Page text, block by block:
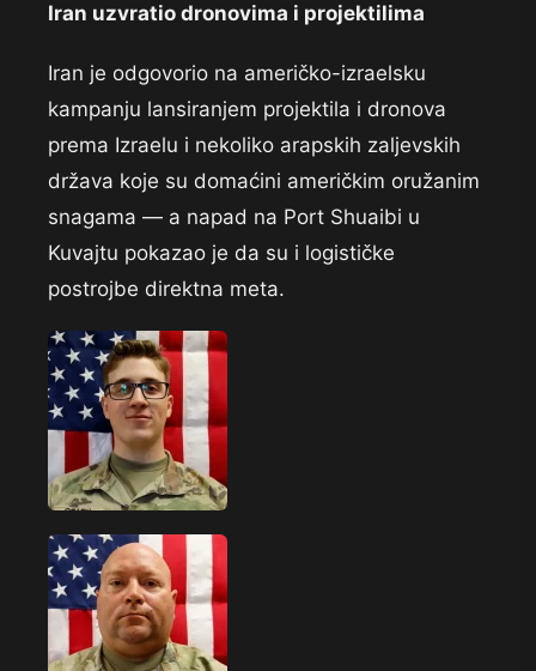
Iran uzvratio dronovima i projektilima
Iran je odgovorio na američko-izraelsku
kampanju lansiranjem projektila i dronova
prema Izraelu i nekoliko arapskih zaljevskih
država koje su domaćini američkim oružanim
snagama — a napad na Port Shuaibi u
Kuvajtu pokazao je da su i logističke
postrojbe direktna meta.